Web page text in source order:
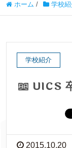
ホーム / 学校
学校紹介
UICS
2015.10.20